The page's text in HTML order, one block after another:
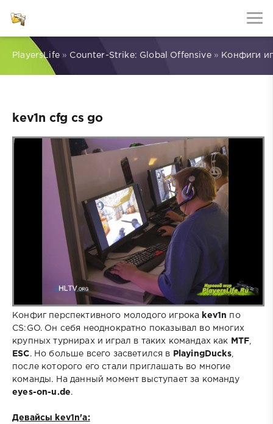
PlayersLife» Counter-Strike: Global Offensive» Конфиги
kev1n cfg cs go
Конфиг перспективного молодого игрока kev1n по
CS:GO. Он себя неоднократно показывал во многих
крупных турнирах и играл в таких командах как
MTF
ESC. Но больше всего засветился в PlayingDucks,
после которого его стали приглашать во многие
команды. На данный момент выступает за команду
eyes-on-u.de.
Девайсы kev1n'a: